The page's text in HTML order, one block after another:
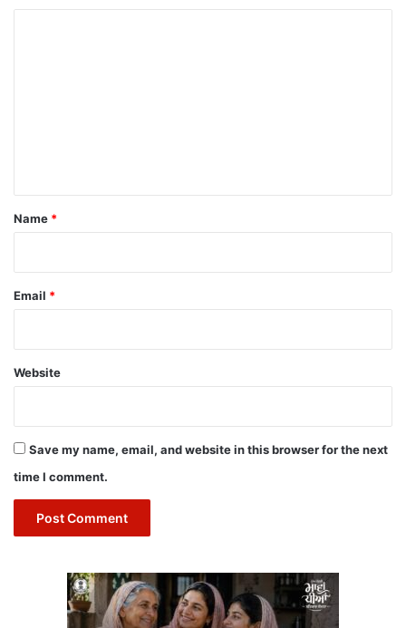
*
Name *
Email *
Website
Save my name, email, and website in this browser for the next
time I comment.